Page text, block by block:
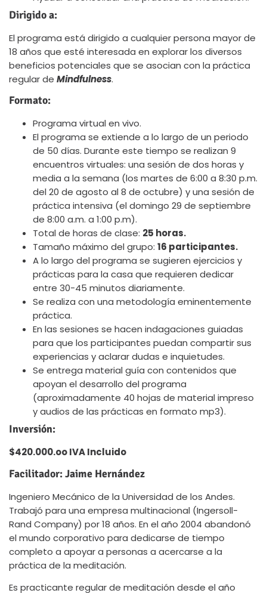
Dirigido a:
El programa está dirigido a cualquier persona mayor de
18 años que esté interesada en explorar los diversos
beneficios potenciales que se asocian con la práctica
regular de Mindfulness.
Formato:
Programa virtual en vivo.
El programa se extiende a lo largo de un periodo
de 50 días. Durante este tiempo se realizan 9
encuentros virtuales: una sesión de dos horas y
media a la semana (los martes de 6:00 a 8:30 p.m.
del 20 de agosto al 8 de octubre) y una sesión de
práctica intensiva (el domingo 29 de septiembre
de 8:00 a.m. a 1:00 p.m).
Total de horas de clase: 25 horas.
Tamaño máximo del grupo: 16 participantes.
A lo largo del programa se sugieren ejercicios y
prácticas para la casa que requieren dedicar
entre 30-45 minutos diariamente.
Se realiza con una metodología eminentemente
práctica.
En las sesiones se hacen indagaciones guiadas
para que los participantes puedan compartir sus
experiencias y aclarar dudas e inquietudes.
Se entrega material guía con contenidos que
apoyan el desarrollo del programa
(aproximadamente 40 hojas de material impreso
y audios de las prácticas en formato mp3).
Inversión:
$420.000.oo IVA Incluido
Facilitador: Jaime Hernández
Ingeniero Mecánico de la Universidad de los Andes.
Trabajó para una empresa multinacional (Ingersoll-
Rand Company) por 18 años. En el año 2004 abandonó
el mundo corporativo para dedicarse de tiempo
completo a apoyar a personas a acercarse a la
práctica de la meditación.
Es practicante regular de meditación desde el año